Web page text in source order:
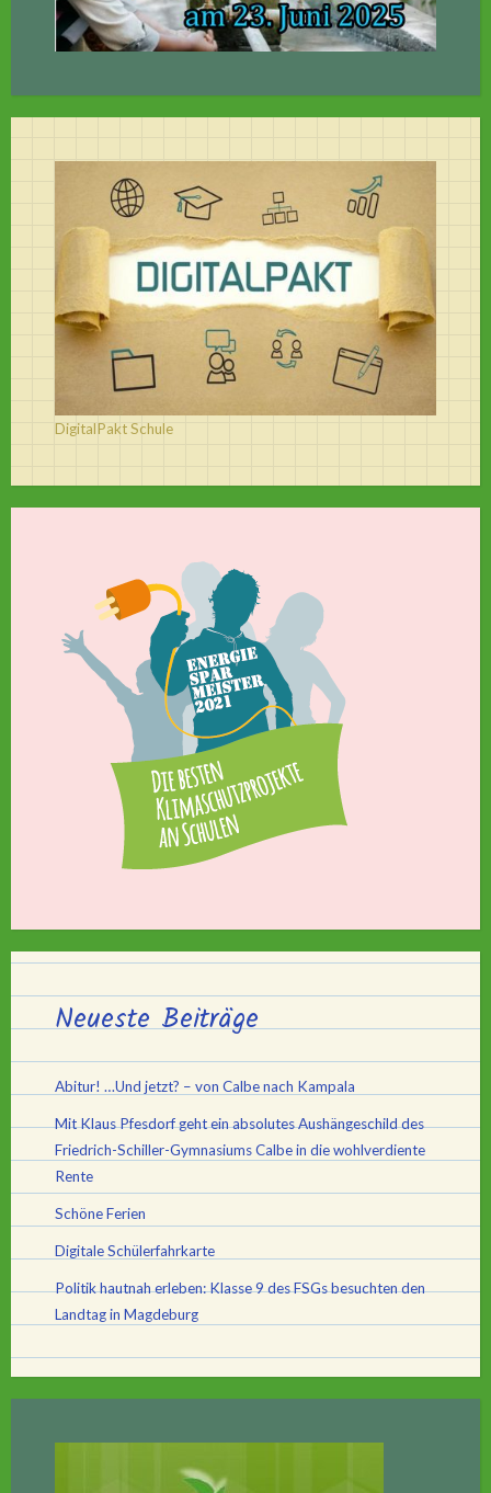
DigitalPakt Schule
Neueste Beiträge
Abitur! …Und jetzt? – von Calbe nach Kampala
Mit Klaus Pfesdorf geht ein absolutes Aushängeschild des
Friedrich-Schiller-Gymnasiums Calbe in die wohlverdiente
Rente
Schöne Ferien
Digitale Schülerfahrkarte
Politik hautnah erleben: Klasse 9 des FSGs besuchten den
Landtag in Magdeburg